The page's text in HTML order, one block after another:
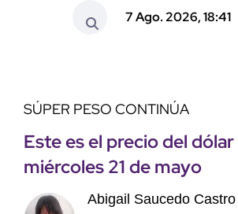
7 Ago. 2026, 18:41
SÚPER PESO CONTINÚA
Este es el precio del
miércoles 21 de mayo
Abigail Saucedo Castro